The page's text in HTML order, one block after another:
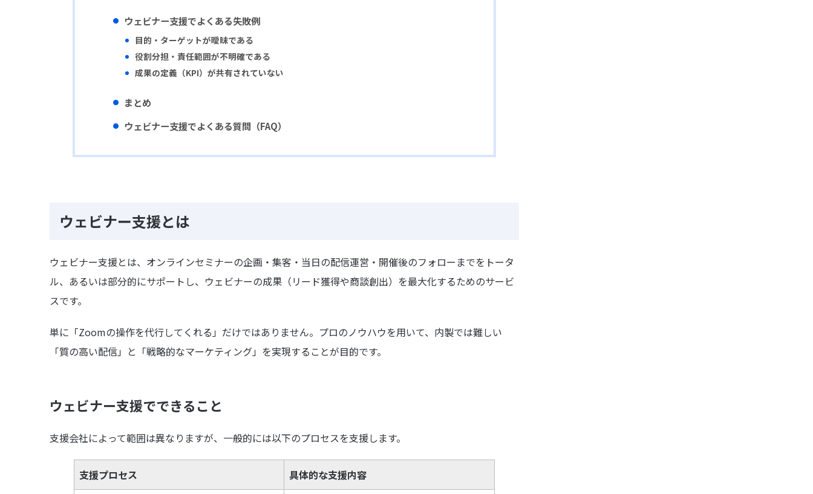
ウェビナー支援でよくある失敗例
目的・ターゲットが曖昧である
役割分担・責任範囲が不明確である
成果の定義（KPI）が共有されていない
まとめ
ウェビナー支援でよくある質問（FAQ）
ウェビナー支援とは
ウェビナー支援とは、オンラインセミナーの企画・集客・当日の配信運営・開催後のフォローまでをトータ
ル、あるいは部分的にサポートし、ウェビナーの成果（リード獲得や商談創出）を最大化するためのサービ
スです。
単に「Zoomの操作を代行してくれる」だけではありません。プロのノウハウを用いて、内製では難しい
「質の高い配信」と「戦略的なマーケティング」を実現することが目的です。
ウェビナー支援でできること
支援会社によって範囲は異なりますが、一般的には以下のプロセスを支援します。
支援プロセス 具体的な支援内容